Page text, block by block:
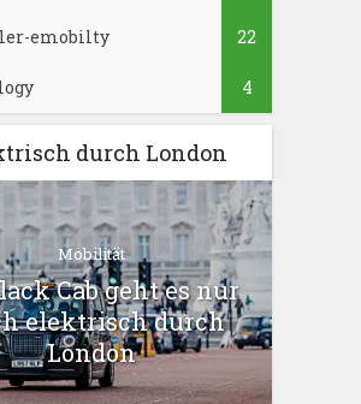
emobilty 22
4
durch London
Mobilität
Cab geht es nur
elektrisch durch
London